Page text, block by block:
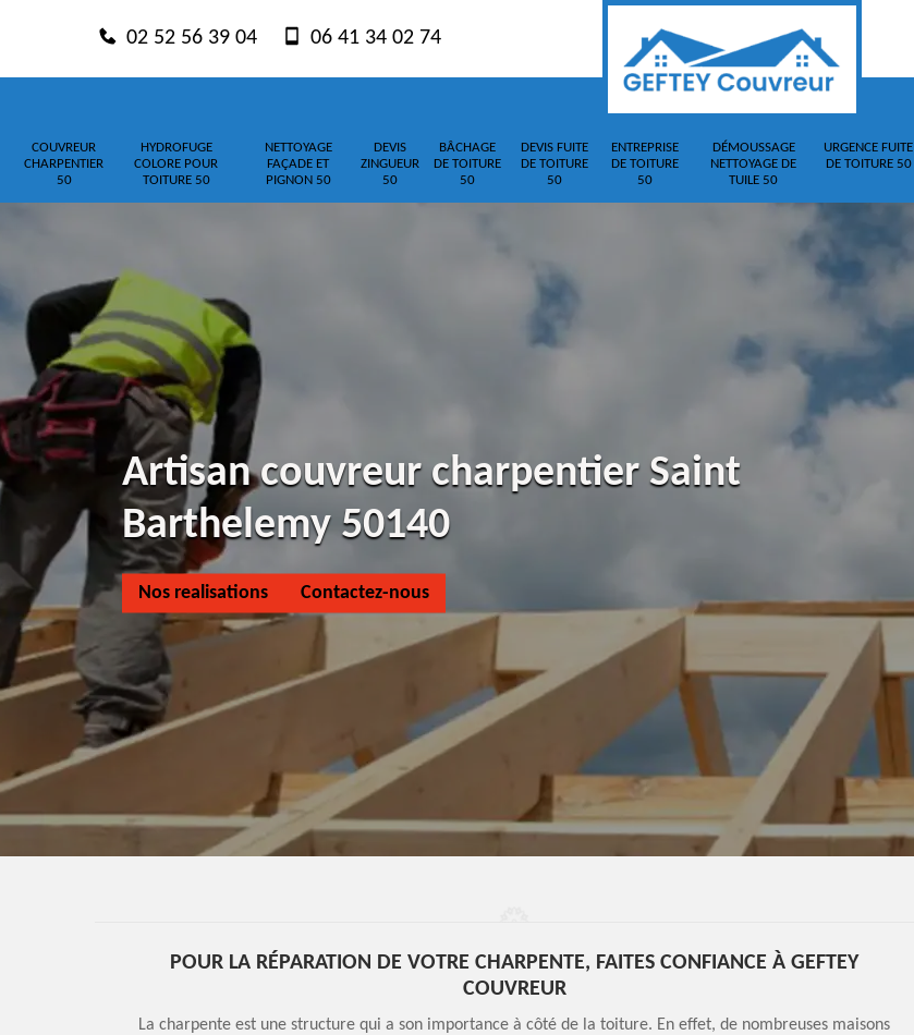
02 52 56 39 04 06 41 34 02 74
COUVREUR
CHARPENTIER
50
HYDROFUGE
COLORE POUR
TOITURE 50
NETTOYAGE
FAÇADE ET
PIGNON 50
DEVIS
ZINGUEUR
50
BÂCHAGE
DE TOITURE
50
DEVIS FUITE
DE TOITURE
50
ENTREPRISE
DE TOITURE
50
DÉMOUSSAGE
NETTOYAGE DE
TUILE 50
URGENCE FUITE
DE TOITURE 50
Artisan couvreur charpentier Saint
Barthelemy 50140
Nos realisations Contactez-nous
POUR LA RÉPARATION DE VOTRE CHARPENTE, FAITES CONFIANCE À GEFTEY
COUVREUR
La charpente est une structure qui a son importance à côté de la toiture. En effet, de nombreuses maisons